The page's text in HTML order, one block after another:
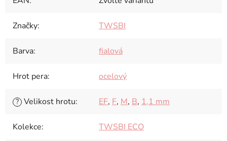
Značky: TWSBI
Barva: fialová
Hrot pera: ocelový
? Velikost hrotu: EF, F, M, B, 1,1 mm
Kolekce: TWSBI ECO